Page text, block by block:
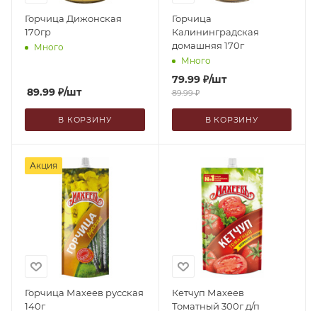
Горчица Дижонская
170гр
Много
89.99 ₽/шт
В КОРЗИНУ
Горчица
Калининградская
домашняя 170г
Много
79.99₽/шт
89.99₽
В КОРЗИНУ
Акция
Горчица Махеев русская
140г
Кетчуп Махеев
Томатный 300г д/п